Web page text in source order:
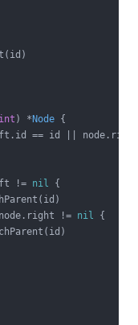
int ) * Node {
== id ||
!= nil {
!= nil {